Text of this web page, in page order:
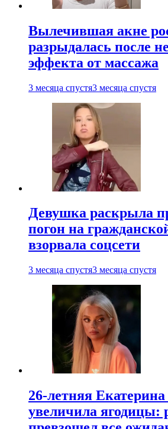
Вылечившая акне
разрыдалась после
эффекта от массажа
3 месяца спустя3 месяца спустя
Девушка раскрыла
погон на
взорвала соцсети
3 месяца спустя3 месяца спустя
26-летняя
увеличила ягодицы: